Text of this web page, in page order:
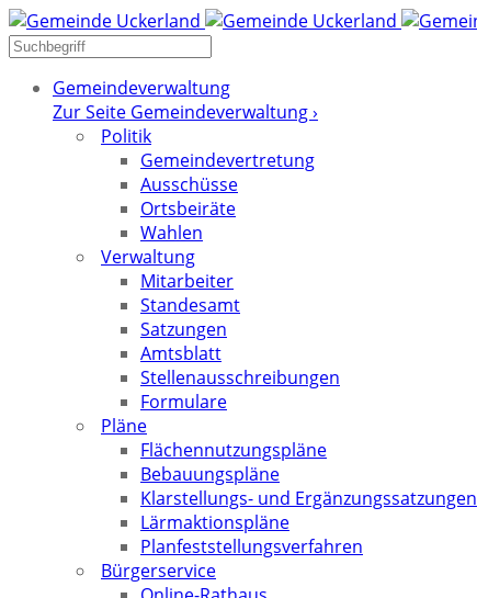
Gemeindeverwaltung
Zur Seite Gemeindeverwaltung ›
Politik
Gemeindevertretung
Ausschüsse
Ortsbeiräte
Wahlen
Verwaltung
Mitarbeiter
Standesamt
Satzungen
Amtsblatt
Stellenausschreibungen
Formulare
Pläne
Flächennutzungspläne
Bebauungspläne
Klarstellungs- und Ergänzungssatzungen
Lärmaktionspläne
Planfeststellungsverfahren
Bürgerservice